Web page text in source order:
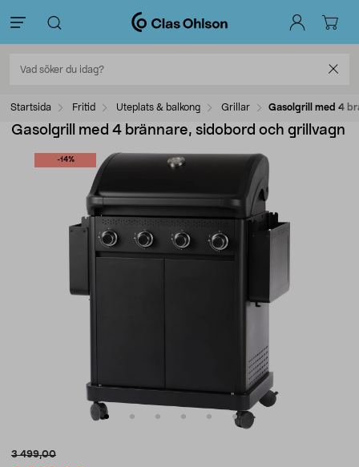
Startsida Fritid Uteplats & balkong Grillar Gasolgrill med 4
Gasolgrill med 4 brännare, sidobord och grillvagn
-14%
3 499,00